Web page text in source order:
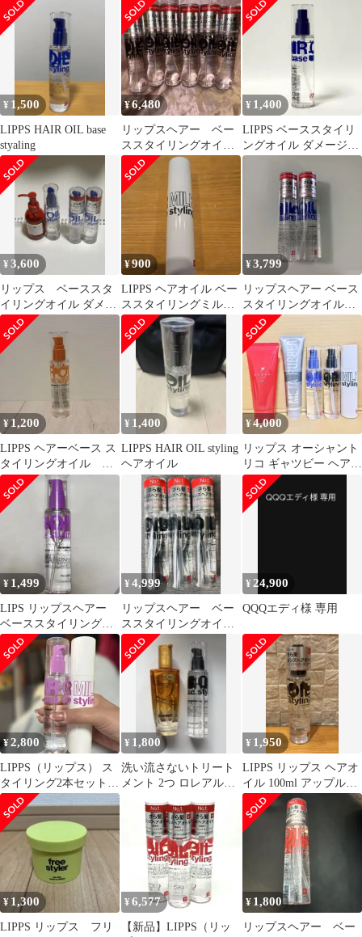
¥ 1,500
LIPPS HAIR OIL base
styaling
¥6,480
リップスヘアー ベー
ススタイリングオイ
ル 100ml 6本
¥ 1,400
LIPPS ベーススタイリ
ングオイル ダメージ
100ml
¥3,600
リップス ベーススタ
イリングオイル ダメー
ジ オーシャントリ
コ アンサーオイル
¥900
LIPPS ヘアオイル ベー
ススタイリングミルク
95g
¥3,799
リップスヘアー ベース
スタイリングオイル
100ml 2本セット
¥1,200
LIPPS ヘアーベース ス
タイリングオイル 金
木犀
¥ 1,400
LIPPS HAIR OIL styling
ヘアオイル
¥4,000
リップス オーシャント
リコ ギャツビー ヘアス
タイリング剤 5点セッ
トまとめ売り
¥ 1,499
LIPS リップスヘアー
ベーススタイリングオ
イル
¥4,999
リップスヘアー ベー
ススタイリングオイル
(黒）３本セット
¥ 24,900
QQQエディ様 専用
¥2,800
LIPPS（リップス） ス
タイリング2本セット
（オイル＆ミルク）
¥ 1,800
洗い流さないトリート
メント 2つ ロレアルパ
¥ 1,950
LIPPS リップス ヘアオ
イル 100ml アップルグ
リーン & ローズの香り
¥ 1,300
LIPPS リップス フリ
¥ 6,577
【新品】LIPPS（リッ
¥ 1,800
リップスヘアー ベー